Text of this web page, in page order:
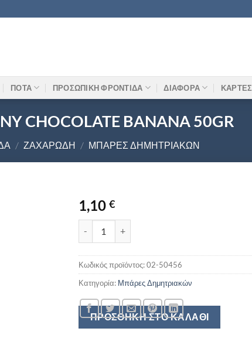
ΠΟΤΑ ΠΡΟΣΩΠΙΚΗ ΦΡΟΝΤΙΔΑ ΔΙΑΦΟΡΑ ΚΑΡΤΕΣ
CHOCOLATE BANANA 50GR
/ ΖΑΧΑΡΏΔΗ / ΜΠΆΡΕΣ ΔΗΜΗΤΡΙΑΚΏΝ
1,10 €
ΠΡΟΣΘΉΚΗ ΣΤΟ ΚΑΛΆΘΙ
Κωδικός προϊόντος:02-50456
Κατηγορία: Μπάρες Δημητριακών